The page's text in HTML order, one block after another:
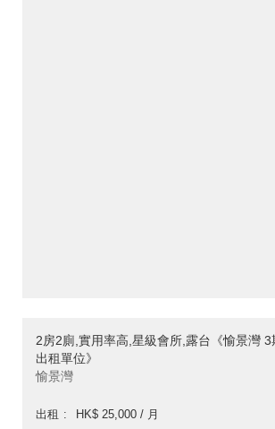
2房2廁,實用率高,星級會所,露台《愉景灣 3
出租單位》
愉景灣
出租
HK$ 25,000 / 月